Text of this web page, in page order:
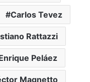
Carlos Tevez
Rattazzi
Peláez
Magnetto